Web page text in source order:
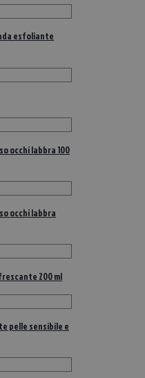
esfoliante
occhi labbra 100
occhi labbra
200 ml
pelle sensibile e